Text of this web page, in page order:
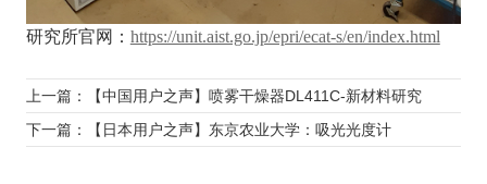
研究所官网： https://unit.aist.go.jp/epri/ecat-s/en/index.html
上一篇：【中国用户之声】喷雾干燥器DL411C-新材料研究
下一篇：【日本用户之声】东京农业大学：吸光光度计